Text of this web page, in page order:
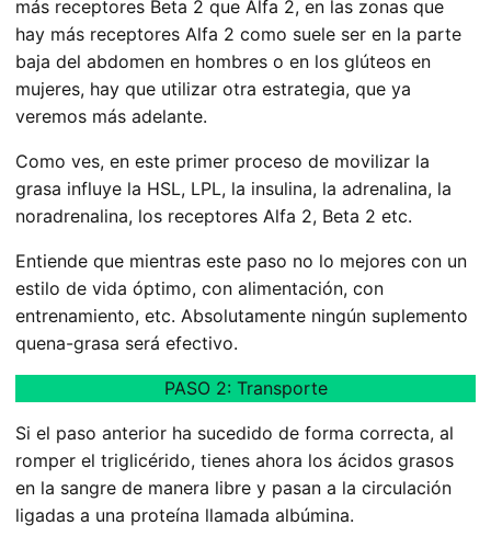
más receptores Beta 2 que Alfa 2, en las zonas que
hay más receptores Alfa 2 como suele ser en la parte
baja del abdomen en hombres o en los glúteos en
mujeres, hay que utilizar otra estrategia, que ya
veremos más adelante.
Como ves, en este primer proceso de movilizar la
grasa influye la HSL, LPL, la insulina, la adrenalina, la
noradrenalina, los receptores Alfa 2, Beta 2 etc.
Entiende que mientras este paso no lo mejores con un
estilo de vida óptimo, con alimentación, con
entrenamiento, etc. Absolutamente ningún suplemento
quena-grasa será efectivo.
PASO 2: Transporte
Si el paso anterior ha sucedido de forma correcta, al
romper el triglicérido, tienes ahora los ácidos grasos
en la sangre de manera libre y pasan a la circulación
ligadas a una proteína llamada albúmina.